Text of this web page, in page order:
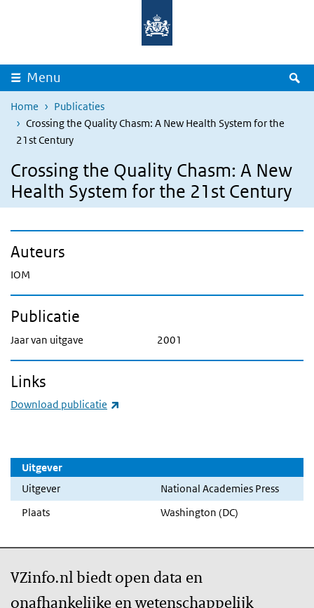
Overslaan en naar de inhoud gaan
Menu
Home
Publicaties
Crossing the Quality Chasm: A New Health System for the
21st Century
Crossing the Quality Chasm: A New
Health System for the 21st Century
Uitgever
Uitgever
National Academies Press
Plaats
Washington (DC)
Auteurs
IOM
Publicatie
Jaar van uitgave 2001
Links
Download publicatie
VZinfo.nl biedt open data en
onafhankelijke en wetenschappelijk